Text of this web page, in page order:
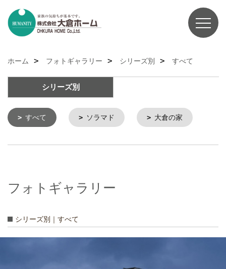
ホーム フォトギャラリー シリーズ別 すべて
シリーズ別
すべて ソラマド 大倉の家
フォトギャラリー
シリーズ別｜すべて